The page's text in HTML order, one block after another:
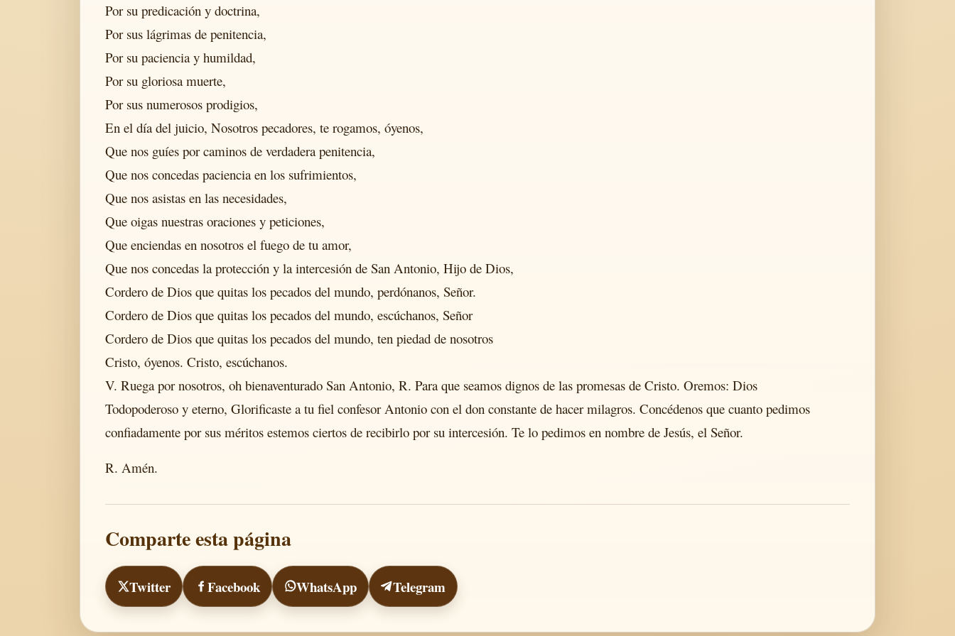
Por su predicación y doctrina,
Por sus lágrimas de penitencia,
Por su paciencia y humildad,
Por su gloriosa muerte,
Por sus numerosos prodigios,
En el día del juicio, Nosotros pecadores, te rogamos, óyenos,
Que nos guíes por caminos de verdadera penitencia,
Que nos concedas paciencia en los sufrimientos,
Que nos asistas en las necesidades,
Que oigas nuestras oraciones y peticiones,
Que enciendas en nosotros el fuego de tu amor,
Que nos concedas la protección y la intercesión de San Antonio, Hijo de Dios,
Cordero de Dios que quitas los pecados del mundo, perdónanos, Señor.
Cordero de Dios que quitas los pecados del mundo, escúchanos, Señor
Cordero de Dios que quitas los pecados del mundo, ten piedad de nosotros
Cristo, óyenos. Cristo, escúchanos.
V. Ruega por nosotros, oh bienaventurado San Antonio, R. Para que seamos dignos de las promesas de Cristo. Oremos: Dios
Todopoderoso y eterno, Glorificaste a tu fiel confesor Antonio con el don constante de hacer milagros. Concédenos que cuanto pedimos
confiadamente por sus méritos estemos ciertos de recibirlo por su intercesión. Te lo pedimos en nombre de Jesús, el Señor.
R. Amén.
Comparte esta página
Twitter Facebook WhatsApp Telegram